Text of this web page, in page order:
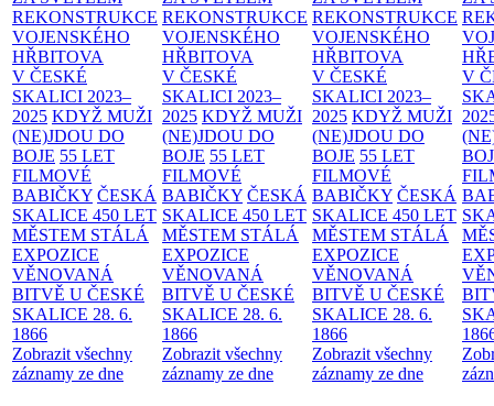
REKONSTRUKCE
VOJENSKÉHO
HŘBITOVA
V ČESKÉ
SKALICI 2023–
2025 KDYŽ MUŽI
(NE)JDOU DO
BOJE 55 LET
FILMOVÉ
BABIČKY ČESKÁ
SKALICE 450 LET
MĚSTEM STÁLÁ
EXPOZICE
VĚNOVANÁ
BITVĚ U ČESKÉ
SKALICE 28. 6.
1866
Zobrazit všechny
záznamy ze dne
REKONSTRUKCE
VOJENSKÉHO
HŘBITOVA
V ČESKÉ
SKALICI 2023–
2025 KDYŽ MUŽI
(NE)JDOU DO
BOJE 55 LET
FILMOVÉ
BABIČKY ČESKÁ
SKALICE 450 LET
MĚSTEM STÁLÁ
EXPOZICE
VĚNOVANÁ
BITVĚ U ČESKÉ
SKALICE 28. 6.
1866
Zobrazit všechny
záznamy ze dne
REKONSTRUKCE
VOJENSKÉHO
HŘBITOVA
V ČESKÉ
SKALICI 2023–
2025 KDYŽ MUŽI
(NE)JDOU DO
BOJE 55 LET
FILMOVÉ
BABIČKY ČESKÁ
SKALICE 450 LET
MĚSTEM STÁLÁ
EXPOZICE
VĚNOVANÁ
BITVĚ U ČESKÉ
SKALICE 28. 6.
1866
Zobrazit všechny
záznamy ze dne
V